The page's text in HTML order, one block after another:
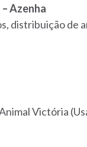
Azenha
distribuição
Victória